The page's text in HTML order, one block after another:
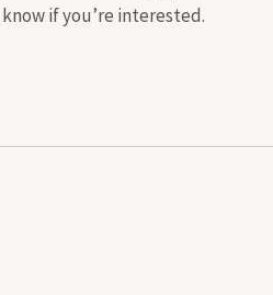
if you’re interested.